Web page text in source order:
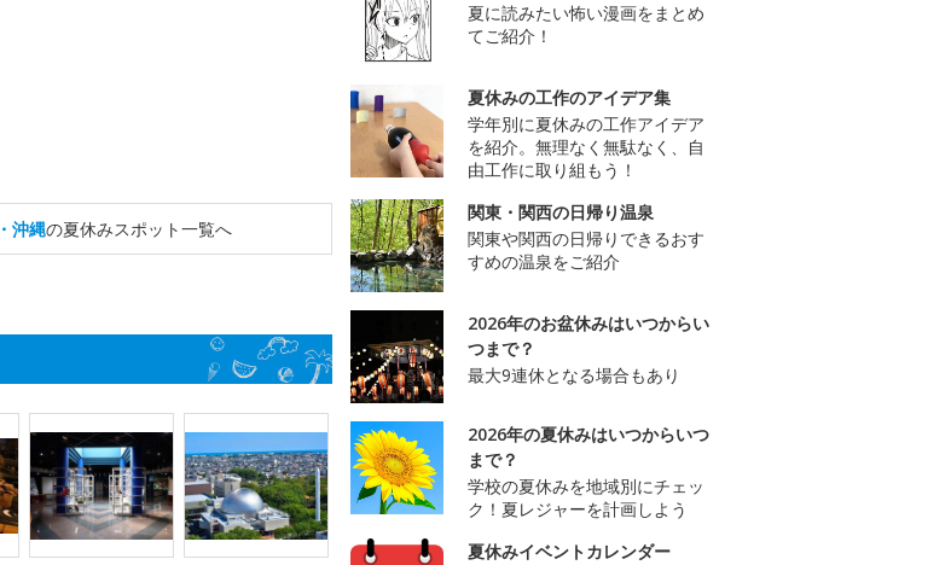
沖縄の夏休みスポット一覧へ
夏に読みたい怖い漫画をまとめ
てご紹介！
夏休みの工作のアイデア集
学年別に夏休みの工作アイデア
を紹介。無理なく無駄なく、自
由工作に取り組もう！
関東・関西の日帰り温泉
関東や関西の日帰りできるおす
すめの温泉をご紹介
2026年のお盆休みはいつからい
つまで？
最大9連休となる場合もあり
2026年の夏休みはいつからいつ
まで？
学校の夏休みを地域別にチェッ
ク！夏レジャーを計画しよう
夏休みイベントカレンダー